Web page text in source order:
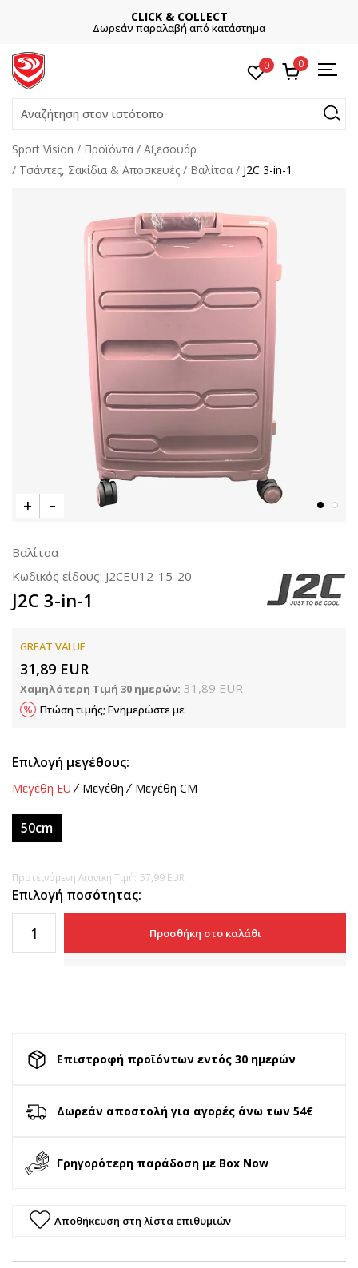
CLICK & COLLECT
Δωρεάν παραλαβή από κατάστημα
0 0
Αναζήτηση στον ιστότοπο
Sport Vision Προϊόντα
Αξεσουάρ
Τσάντες, Σακίδια & Αποσκευές
Βαλίτσα J2C 3-in-1
Βαλίτσα
Κωδικός είδους: J2CEU12-15-20
J2C 3-in-1
GREAT VALUE
31,89 EUR
Χαμηλότερη Τιμή 30 ημερών: 31,89 EUR
Πτώση τιμής; Ενημερώστε με
Επιλογή μεγέθους:
Μεγέθη EU Μεγέθη Μεγέθη CM
50cm
Προτεινόμενη Λιανική Τιμή: 57,99 EUR
Επιλογή ποσότητας:
Προσθήκη στο καλάθι
Επιστροφή προϊόντων εντός 30 ημερών
Δωρεάν αποστολή για αγορές άνω των 54€
Γρηγορότερη παράδοση με Box Now
Αποθήκευση στη λίστα επιθυμιών